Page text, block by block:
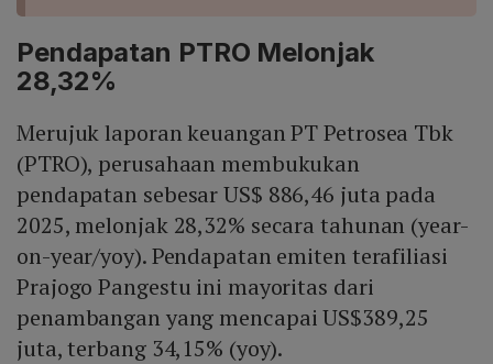
Pendapatan PTRO Melonjak
28,32%
Merujuk laporan keuangan PT Petrosea Tbk
(PTRO), perusahaan membukukan
pendapatan sebesar US$ 886,46 juta pada
2025, melonjak 28,32% secara tahunan (year-
on-year/yoy). Pendapatan emiten terafiliasi
Prajogo Pangestu ini mayoritas dari
penambangan yang mencapai US$389,25
juta, terbang 34,15% (yoy).